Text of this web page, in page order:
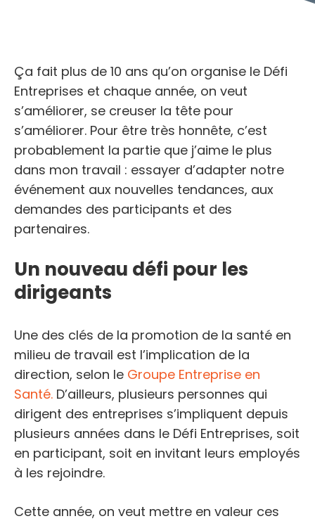
Ça fait plus de 10 ans qu’on organise le Défi
Entreprises et chaque année, on veut
s’améliorer, se creuser la tête pour
s’améliorer. Pour être très honnête, c’est
probablement la partie que j’aime le plus
dans mon travail : essayer d’adapter notre
événement aux nouvelles tendances, aux
demandes des participants et des
partenaires.
Un nouveau défi pour les
dirigeants
Une des clés de la promotion de la santé en
milieu de travail est l’implication de la
direction, selon le Groupe Entreprise en
Santé. D’ailleurs, plusieurs personnes qui
dirigent des entreprises s’impliquent depuis
plusieurs années dans le Défi Entreprises, soit
en participant, soit en invitant leurs employés
à les rejoindre.
Cette année, on veut mettre en valeur ces